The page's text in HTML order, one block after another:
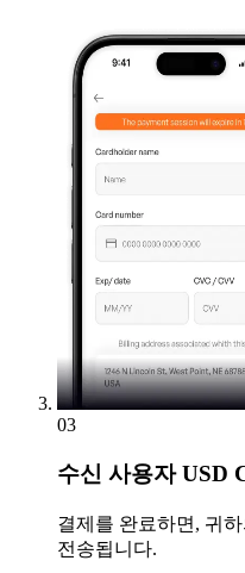
03
수신 사용자 USD
결제를 완료하면, 귀
전송됩니다.